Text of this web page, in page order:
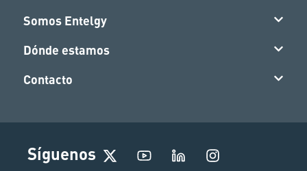
Somos Entelgy
Dónde estamos
Contacto
Síguenos
I
n